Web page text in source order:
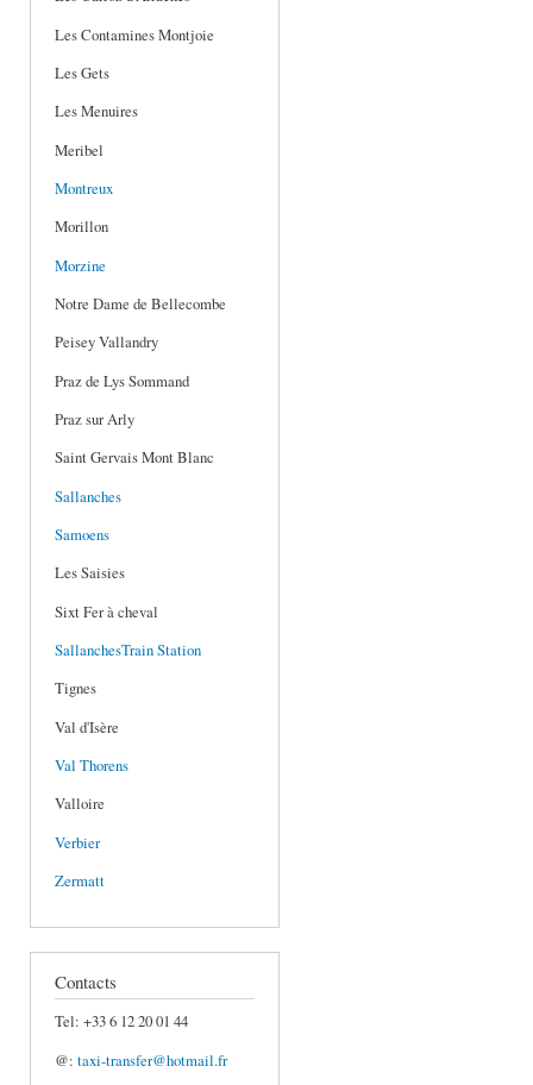
Les Contamines Montjoie
Les Gets
Les Menuires
Meribel
Montreux
Morillon
Morzine
Notre Dame de Bellecombe
Peisey Vallandry
Praz de Lys Sommand
Praz sur Arly
Saint Gervais Mont Blanc
Sallanches
Samoens
Les Saisies
Sixt Fer à cheval
SallanchesTrain Station
Tignes
Val d'Isère
Val Thorens
Valloire
Verbier
Zermatt
Contacts
Tel: +33 6 12 20 01 44
@: taxi-transfer@hotmail.fr